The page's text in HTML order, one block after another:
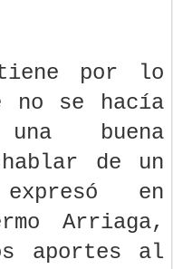
tiene por lo
no se hacía
buena
de un
en
Arriaga,
aportes al